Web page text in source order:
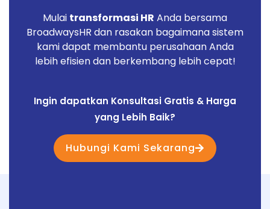
Mulai transformasi HR Anda bersama
BroadwaysHR dan rasakan bagaimana sistem
kami dapat membantu perusahaan Anda
lebih efisien dan berkembang lebih cepat!
Ingin dapatkan Konsultasi Gratis & Harga
yang Lebih Baik?
Hubungi Kami Sekarang